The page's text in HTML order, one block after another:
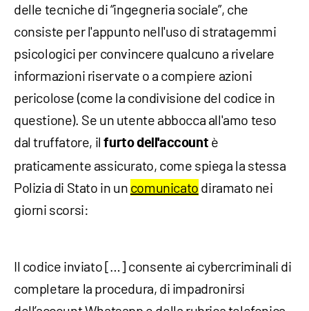
delle tecniche di “ingegneria sociale”, che
consiste per l'appunto nell'uso di stratagemmi
psicologici per convincere qualcuno a rivelare
informazioni riservate o a compiere azioni
pericolose (come la condivisione del codice in
questione). Se un utente abbocca all'amo teso
dal truffatore, ilfurto dell'account è
praticamente assicurato, come spiega la stessa
Polizia di Stato in un comunicato diramato nei
giorni scorsi:
Il codice inviato […] consente ai cybercriminali di
completare la procedura, di impadronirsi